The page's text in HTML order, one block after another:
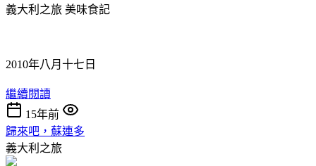
義大利之旅 美味食記
2010年八月十七日
繼續閱讀
15年前
歸來吧，蘇連多
義大利之旅